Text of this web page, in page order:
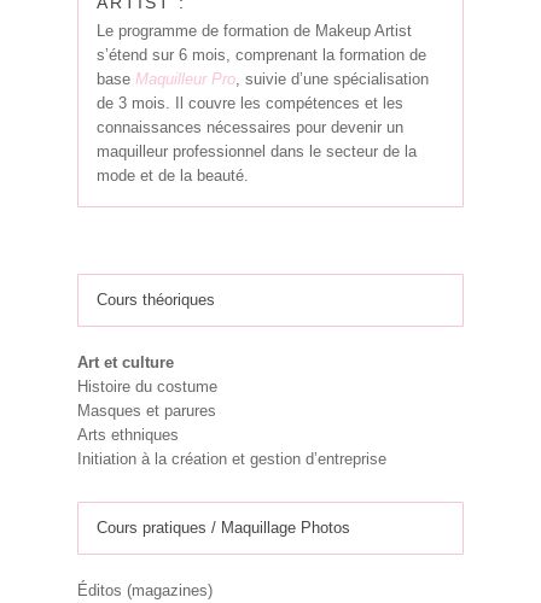
Le programme de formation de Makeup Artist
s’étend sur 6 mois, comprenant la formation de
baseMaquilleur Pro, suivie d’une spécialisation
de 3 mois. Il couvre les compétences et les
connaissances nécessaires pour devenir un
maquilleur professionnel dans le secteur de la
mode et de la beauté.
Cours théoriques
Art et culture
Histoire du costume
Masques et parures
Arts ethniques
Initiation à la création et gestion d’entreprise
Cours pratiques / Maquillage Photos
Éditos (magazines)